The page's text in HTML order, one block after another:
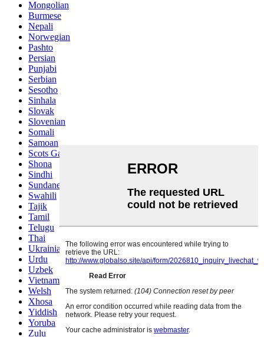
Mongolian
Burmese
Nepali
Norwegian
Pashto
Persian
Punjabi
Serbian
Sesotho
Sinhala
Slovak
Slovenian
Somali
Samoan
Scots Gaelic
Shona
Sindhi
Sundanese
Swahili
Tajik
Tamil
Telugu
Thai
Ukrainian
Urdu
Uzbek
Vietnamese
Welsh
Xhosa
Yiddish
Yoruba
Zulu